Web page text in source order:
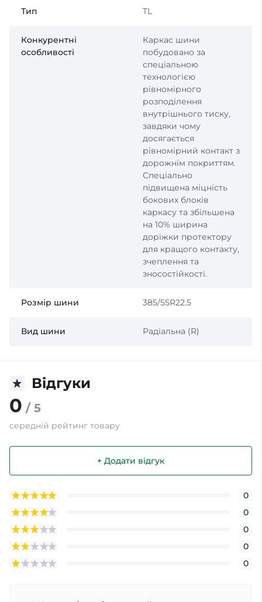
Тип TL
Конкурентні
особливості
Каркас шини
побудовано за
спеціальною
технологією
рівномірного
розподілення
внутрішнього тиску,
завдяки чому
досягається
рівномірний контакт з
дорожнім покриттям.
Спеціально
підвищена міцність
бокових блоків
каркасу та збільшена
на 10% ширина
доріжки протектору
для кращого контакту,
зчеплення та
зносостійкості.
Розмір шини 385/55R22.5
Вид шини Радіальна (R)
Відгуки
0 / 5
середній рейтинг товару
+ Додати відгук
0
0
0
0
0